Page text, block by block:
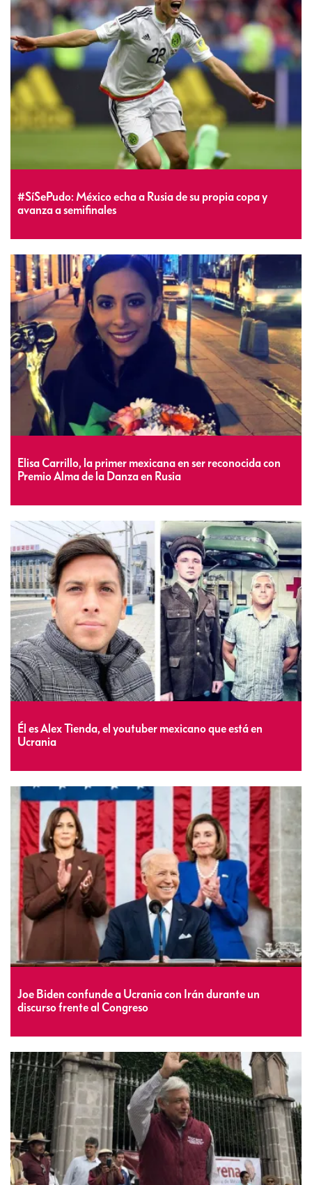
#SíSePudo: México echa a Rusia de su propia copa y
avanza a semifinales
Elisa Carrillo, la primer mexicana en ser reconocida con
Premio Alma de la Danza en Rusia
Él es Alex Tienda, el youtuber mexicano que está en
Ucrania
Joe Biden confunde a Ucrania con Irán durante un
discurso frente al Congreso